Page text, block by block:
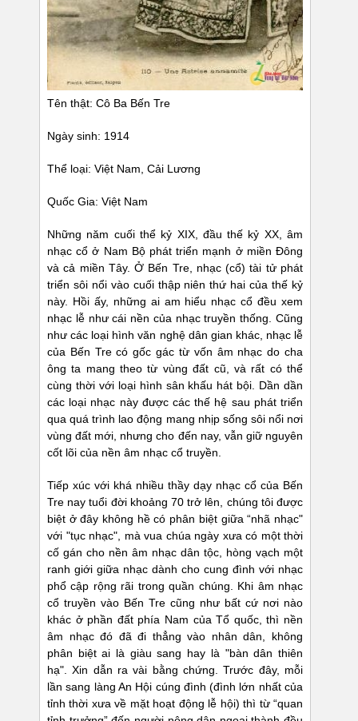
Tên thật: Cô Ba Bến Tre
Ngày sinh: 1914
Thể loại: Việt Nam, Cải Lương
Quốc Gia: Việt Nam
Những năm cuối thể kỷ XIX, đầu thế kỷ XX, âm
nhạc cổ ở Nam Bộ phát triển mạnh ở miền Đông
và cả miền Tây. Ở Bến Tre, nhạc (cổ) tài tử phát
triển sôi nổi vào cuối thập niên thứ hai của thế kỷ
này. Hồi ấy, những ai am hiểu nhạc cổ đều xem
nhạc lễ như cái nền của nhạc truyền thống. Cũng
như các loại hình văn nghệ dân gian khác, nhạc lễ
của Bến Tre có gốc gác từ vốn âm nhạc do cha
ông ta mang theo từ vùng đất cũ, và rất có thể
cùng thời với loại hình sân khấu hát bội. Dần dần
các loại nhạc này được các thế hệ sau phát triển
qua quá trình lao động mang nhịp sống sôi nổi nơi
vùng đất mới, nhưng cho đến nay, vẫn giữ nguyên
cốt lõi của nền âm nhạc cổ truyền.
Tiếp xúc với khá nhiều thầy dạy nhạc cổ của Bến
Tre nay tuổi đời khoảng 70 trở lên, chúng tôi được
biệt ở đây không hề có phân biệt giữa “nhã nhạc"
với "tục nhạc", mà vua chúa ngày xưa có một thời
cố gán cho nền âm nhạc dân tộc, hòng vạch một
ranh giới giữa nhạc dành cho cung đình với nhạc
phổ cập rộng rãi trong quần chúng. Khi âm nhạc
cổ truyền vào Bến Tre cũng như bất cứ nơi nào
khác ở phần đất phía Nam của Tổ quốc, thì nền
âm nhạc đó đã đi thẳng vào nhân dân, không
phân biệt ai là giàu sang hay là "bàn dân thiên
hạ". Xin dẫn ra vài bằng chứng. Trước đây, mỗi
lần sang làng An Hội cúng đình (đình lớn nhất của
tỉnh thời xưa về mặt hoạt động lễ hội) thì từ “quan